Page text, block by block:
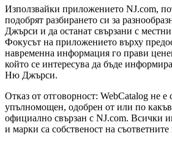
Използвайки приложението NJ.com,
подобрят разбирането си за
Джърси и да останат свързани с
Фокусът на приложението върху
навременна информация го прави
който се интересува да бъде
Ню Джърси.
Отказ от отговорност: WebCatalog не е
упълномощен, одобрен от или по
официално свързан с NJ.com. Всички
и марки са собственост на